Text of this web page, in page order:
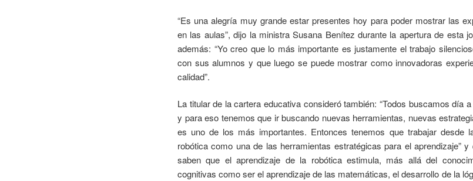
“Es una alegría muy grande estar presentes hoy para poder mostrar las
en las aulas”, dijo la ministra Susana Benítez durante la apertura de esta
además: “Yo creo que lo más importante es justamente el trabajo
con sus alumnos y que luego se puede mostrar como innovadoras
calidad”.
La titular de la cartera educativa consideró también: “Todos buscamos día
y para eso tenemos que ir buscando nuevas herramientas, nuevas
es uno de los más importantes. Entonces tenemos que trabajar desde
robótica como una de las herramientas estratégicas para el aprendizaje”
saben que el aprendizaje de la robótica estimula, más allá del
cognitivas como ser el aprendizaje de las matemáticas, el desarrollo de la